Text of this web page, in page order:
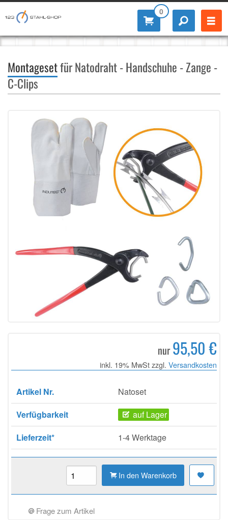
0
Montagesetfür Natodraht - Handschuhe - Zange -
C-Clips
nur95,50 €
inkl. 19% MwSt zzgl. Versandkosten
Artikel Nr.
Natoset
Verfügbarkeit
auf Lager
Lieferzeit*
1-4 Werktage
In den Warenkorb
Frage zum Artikel